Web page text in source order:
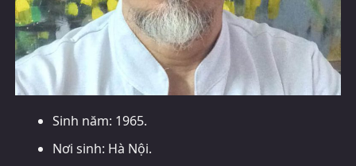
Sinh năm: 1965.
Nơi sinh: Hà Nội.